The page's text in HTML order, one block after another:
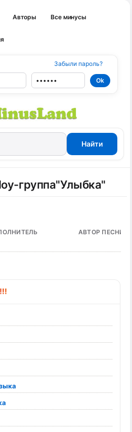
Авторы Все минусы
Забыли пароль?
группа"Улыбка"
АВТОР ПЕСНИ